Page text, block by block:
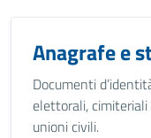
Anagrafe e
Documenti
elettorali,
unioni civili.